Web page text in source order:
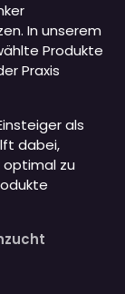
In unserem
Produkte
Praxis
als
dabei,
optimal zu